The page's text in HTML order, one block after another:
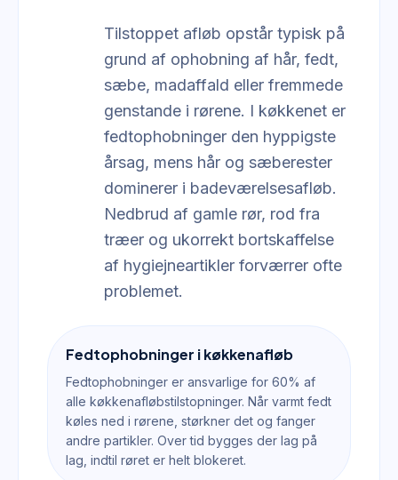
Tilstoppet afløb opstår typisk på
grund af ophobning af hår, fedt,
sæbe, madaffald eller fremmede
genstande i rørene. I køkkenet er
fedtophobninger den hyppigste
årsag, mens hår og sæberester
dominerer i badeværelsesafløb.
Nedbrud af gamle rør, rod fra
træer og ukorrekt bortskaffelse
af hygiejneartikler forværrer ofte
problemet.
Fedtophobninger i køkkenafløb
Fedtophobninger er ansvarlige for 60% af
alle køkkenafløbstilstopninger. Når varmt fedt
køles ned i rørene, størkner det og fanger
andre partikler. Over tid bygges der lag på
lag, indtil røret er helt blokeret.